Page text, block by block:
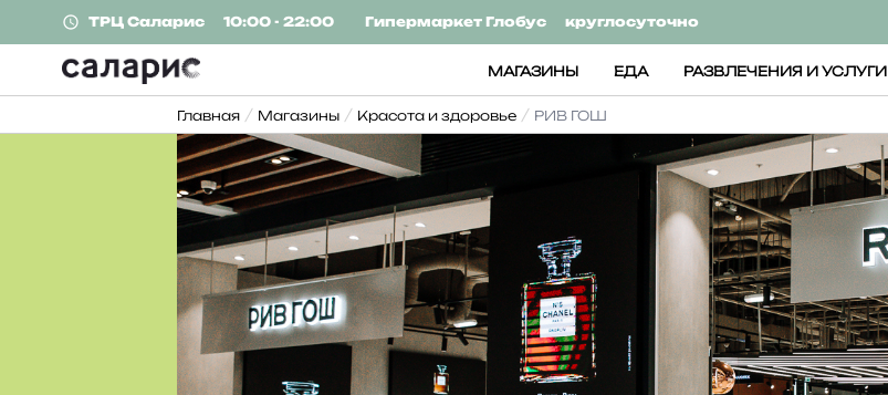
ТРЦ Саларис 10:00 - 22:00 Гипермаркет Глобус круглосуточно
МАГАЗИНЫ ЕДА РАЗВЛЕЧЕНИЯ И УСЛУГИ
Главная Магазины Красота и здоровье РИВ ГОШ